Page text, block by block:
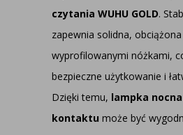
czytania WUHU GOLD.
zapewnia solidna,
wyprofilowanymi nóżkami,
bezpieczne użytkowanie i
Dzięki temu, lampka
kontaktu może być